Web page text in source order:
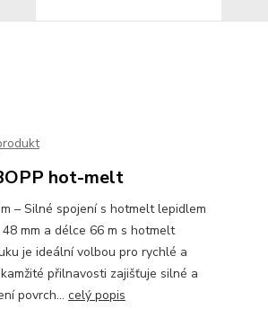
hot-melt
– Silné spojení s hotmelt lepidlem
mm a délce 66 m s hotmelt
je ideální volbou pro rychlé a
přilnavosti zajišťuje silné a
povrch... celý popis